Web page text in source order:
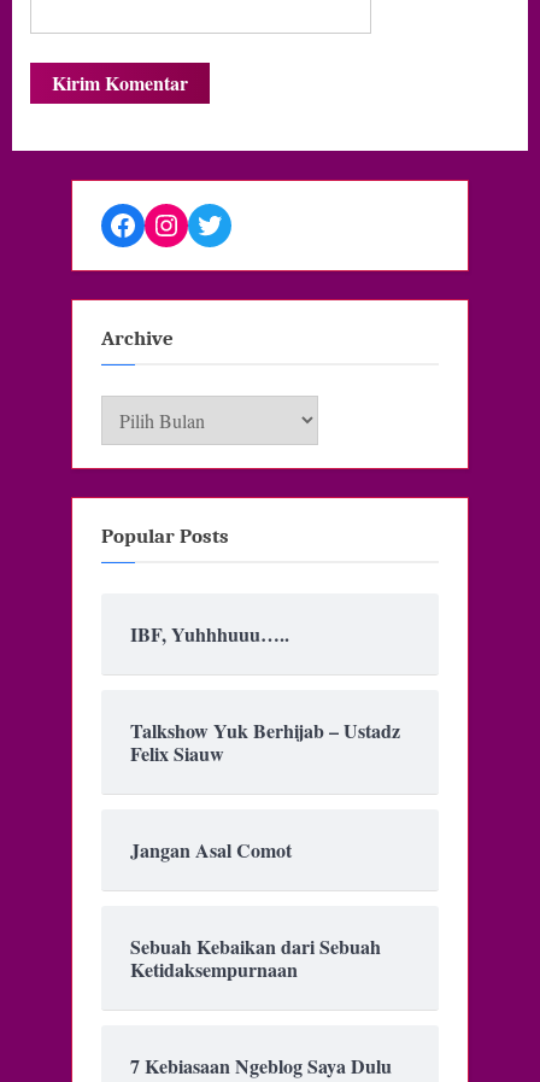
Facebook
Instagram
Twitter
Archive
Archive
Popular Posts
IBF, Yuhhhuuu…..
Talkshow Yuk Berhijab – Ustadz
Felix Siauw
Jangan Asal Comot
Sebuah Kebaikan dari Sebuah
Ketidaksempurnaan
7 Kebiasaan Ngeblog Saya Dulu